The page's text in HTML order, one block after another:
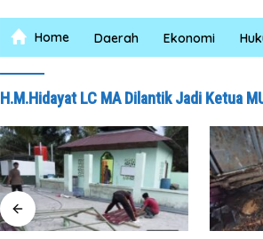
Home Daerah Ekonomi
H.M.Hidayat LC MA Dilantik Jadi Ketua